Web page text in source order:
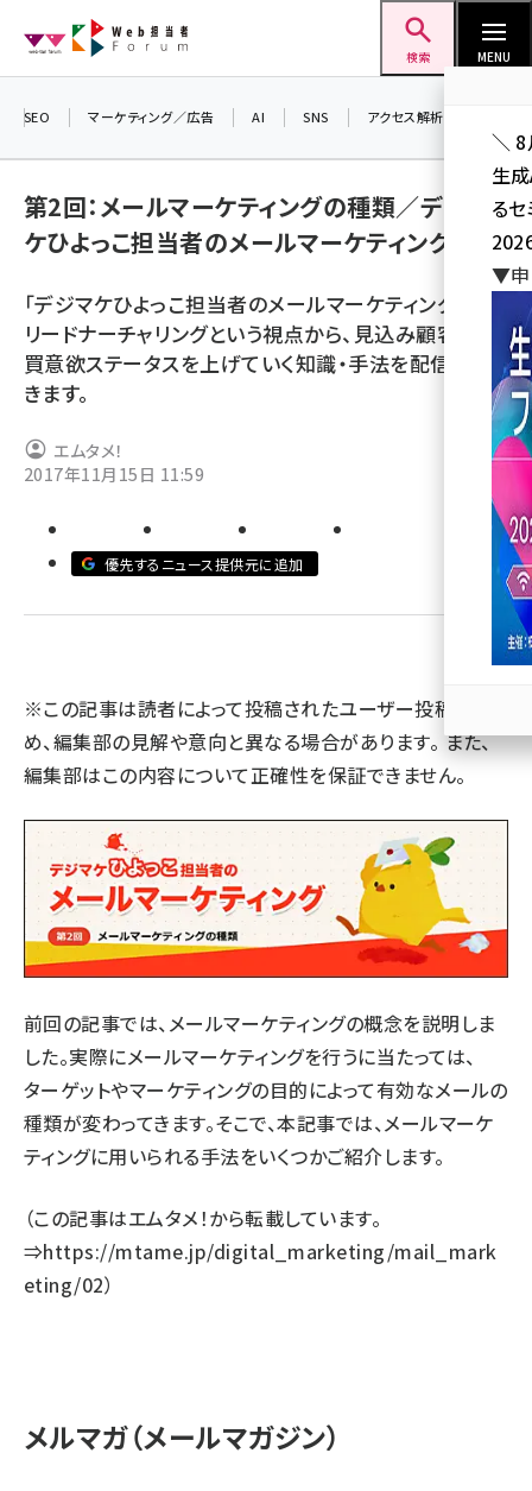
ン
検索 MENU
ai (2818)
youtube (2444)
セミナー (2313)
z世代 (1629)
meo (1279)
llmo (1167)
SEO マーケティング／広告 AI SNS アクセス解析／データ分析
第2回：メールマーケティングの種類／デジマ
ケひよっこ担当者のメールマーケティング
「デジマケひよっこ担当者のメールマーケティング」は、
リードナーチャリングという視点から、見込み顧客の購
買意欲ステータスを上げていく知識・手法を配信してい
きます。
エムタメ！
2017年11月15日 11:59
優先するニュース提供元に追加
※この記事は読者によって投稿されたユーザー投稿のた
め、編集部の見解や意向と異なる場合があります。 また、
編集部はこの内容について正確性を保証できません。
前回の記事では、メールマーケティングの概念を説明しま
した。実際にメールマーケティングを行うに当たっては、
ターゲットやマーケティングの目的によって有効なメールの
種類が変わってきます。そこで、本記事では、メールマーケ
ティングに用いられる手法をいくつかご紹介します。
（この記事はエムタメ！から転載しています。
⇒https://mtame.jp/digital_marketing/mail_mark
eting/02）
メルマガ（メールマガジン）
＼ 8
生
る
▼申